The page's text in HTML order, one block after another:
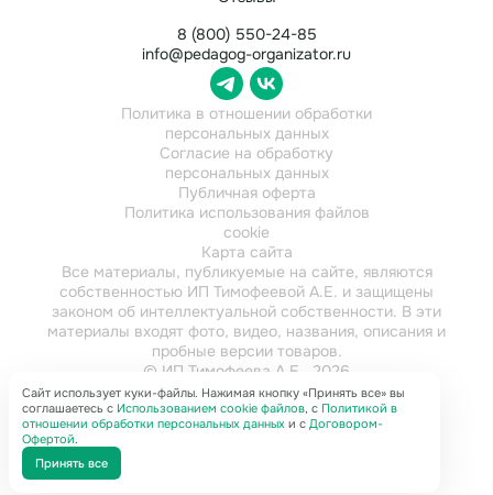
8 (800) 550-24-85
info@pedagog-organizator.ru
Политика в отношении обработки
персональных данных
Согласие на обработку
персональных данных
Публичная оферта
Политика использования файлов
cookie
Карта сайта
Все материалы, публикуемые на сайте, являются
собственностью ИП Тимофеевой А.Е. и защищены
законом об интеллектуальной собственности. В эти
материалы входят фото, видео, названия, описания и
пробные версии товаров.
© ИП Тимофеева А.Е., 2026
ИНН 784202616921
Сайт использует куки-файлы. Нажимая кнопку «Принять все» вы
соглашаетесь с Использованием cookie файлов, с Политикой в
отношении обработки персональных данных и с Договором-
Офертой.
Принять все